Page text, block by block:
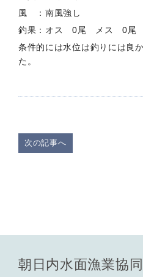
風 ：南風強し
釣果：オス 0尾 メス 0尾
条件的には水位は釣りには良
た。
次の記事へ
朝日内水面漁業協